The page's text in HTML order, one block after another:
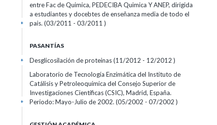
entre Fac de Quimica, PEDECIBA Quimica Y ANEP, dirigida
a estudiantes y docebtes de enseñanza media de todo el
pais. (03/2011 - 03/2011 )
+
PASANTÍAS
Desglicosilación de proteinas (11/2012 - 12/2012 )
+
Laboratorio de Tecnología Enzimática del Instituto de
Catálisis y Petroleoquímica del Consejo Superior de
Investigaciones Científicas (CSIC), Madrid, España.
Periodo: Mayo-Julio de 2002. (05/2002 - 07/2002 )
+